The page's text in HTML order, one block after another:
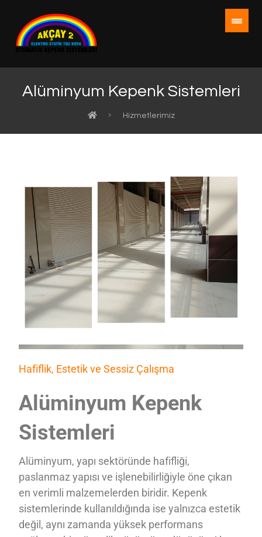
Alüminyum Kepenk Sistemleri
Hizmetlerimiz
Hafiflik, Estetik ve Sessiz Çalışma
Alüminyum Kepenk
Sistemleri
Alüminyum, yapı sektöründe hafifliği,
paslanmaz yapısı ve işlenebilirliğiyle öne çıkan
en verimli malzemelerden biridir. Kepenk
sistemlerinde kullanıldığında ise yalnızca estetik
değil, aynı zamanda yüksek performans